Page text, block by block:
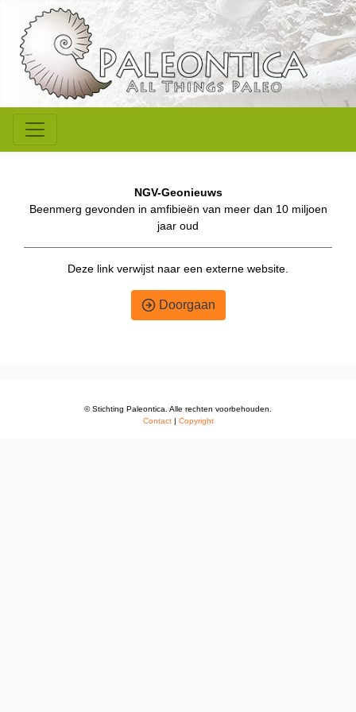
NGV-Geonieuws
Beenmerg gevonden in amfibieën van meer dan 10 miljoen
jaar oud
Deze link verwijst naar een externe website.
Doorgaan
© Stichting Paleontica. Alle rechten voorbehouden.
Contact| Copyright